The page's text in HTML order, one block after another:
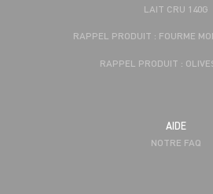
LAIT CRU 140G
RAPPEL PRODUIT : FOURME
RAPPEL PRODUIT :
AIDE
NOTRE FAQ